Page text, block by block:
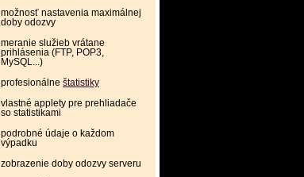
možnosť nastavenia maximálnej
doby odozvy
meranie služieb vrátane
prihlásenia (FTP, POP3,
MySQL...)
profesionálne štatistiky
vlastné applety pre prehliadače
so statistikami
podrobné údaje o každom
výpadku
zobrazenie doby odozvy serveru